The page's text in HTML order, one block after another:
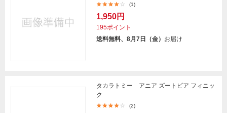
(1)
1,950円
195ポイント
送料無料、8月7日（金） お届け
タカラトミー アニア ズートピア フィニッ
ク
(2)